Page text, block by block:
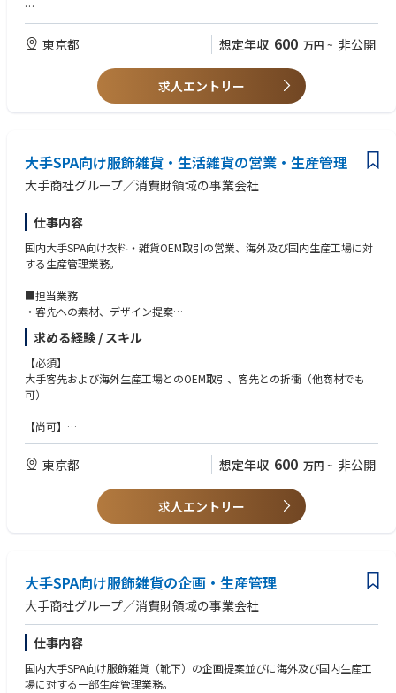
チームとして企画、営業、生産、品質の機能分担を行っており、各メンバ
ーとの情報共有、連携を行い、組織として業務を遂行するため、コミュニ
ケーション能力を必要とします。また客先指定のシステムへの対応なども
あり、PC操作、エクセルでの業務は必須です。
サプライチェーンの中から最適な原料、生産背景を設計し、商品を作り出
す手触り感、チームメンバーとクリエイティブな議論を行い、課題を乗り
越えていく達成感や一体感などものづくりの醍醐味を一緒に経験し、主体
的に事業を推進して頂ける方を募集いたします。
【求める人物像】
モノづくり・品質への拘りがあり、またチームでの情報共有・連携によ
り、大手向けOEM取引を組織で対応できる方。
東京都 想定年収 600 万円 ~ 非公開
求人エントリー
大手SPA向け服飾雑貨・生活雑貨の営業・生産管理
大手商社グループ／消費財領域の事業会社
仕事内容
国内大手SPA向け衣料・雑貨OEM取引の営業、海外及び国内生産工場に対
する生産管理業務。
■担当業務
・客先への素材、デザイン提案
・仕様書、見積作成
・品質試験・確認、副資材の手配
・ASEANのOEMを依頼する協力工場へのサンプル指示
・価格・納期確認
・量産の品質、進捗確認
ーとの情報共有、連携を行い、組織として業務を遂行するため、コミュニ
ケーション能力を必要とします。また客先指定のシステムへの対応なども
あり、PC操作、エクセルでの業務は必須です。
サプライチェーンの中から最適な原料、生産背景を設計し、商品を作り出
す手触り感、チームメンバーとクリエイティブな議論を行い、課題を乗り
越えていく達成感や一体感などものづくりの醍醐味を一緒に経験し、主体
的に事業を推進して頂ける方を募集いたします。
求める経験 / スキル
【必須】
大手客先および海外生産工場とのOEM取引、客先との折衝（他商材でも
可）
【尚可】
服飾雑貨・生活雑貨品に関する知識
【求める人物像】
海外でのモノづくりに興味があり、チームでの連携ができるコミュニケー
ション能力のある方
東京都 想定年収 600 万円 ~ 非公開
求人エントリー
大手SPA向け服飾雑貨の企画・生産管理
大手商社グループ／消費財領域の事業会社
仕事内容
国内大手SPA向け服飾雑貨（靴下）の企画提案並びに海外及び国内生産工
場に対する一部生産管理業務。